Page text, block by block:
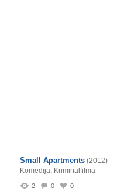
Small Apartments (2012)
Komēdija, Kriminālfilma
2 0 0